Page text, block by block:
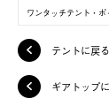
ワンタッチテント・
テントに戻る
ギアトップ